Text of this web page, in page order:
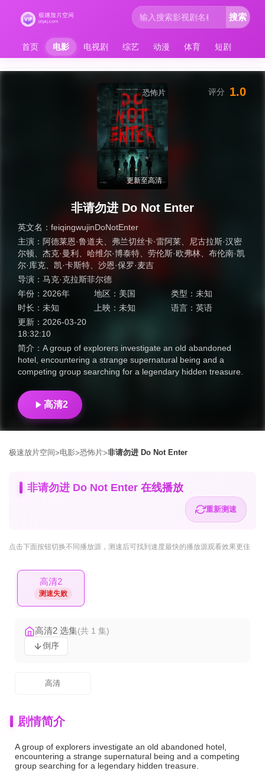
首页 电影 电视剧 综艺 动漫 体育 短剧
搜索
恐怖片
更新至高清
非请勿进 Do Not Enter
英文名： feiqingwujinDoNotEnter
主演： 阿德莱恩·鲁道夫 弗兰切丝卡·雷阿莱
尼古拉斯·汉密
尔顿
杰克·曼利 哈维尔·博泰特 劳伦斯·欧弗林
布伦南·凯
尔·库克
凯·卡斯特
沙恩·保罗·麦吉
导演： 马克·克拉斯菲尔德
年份： 2026年 地区： 美国 类型： 未知
时长： 未知 上映：未知 语言： 英语
更新： 2026-03-20
18:32:10
简介： A group of explorers investigate an old abandoned
hotel, encountering a strange supernatural being and a
competing group searching for a legendary hidden treasure.
评分 1.0
高清2
极速放片空间>电影>恐怖片>非请勿进 Do Not Enter
非请勿进 Do Not Enter 在线播放
重新测速
点击下面按钮切换不同播放源 ，测速后可找到速度最快的播放源观看效果更佳
高清2
测速失败
高清2 选集(共 1 集)
倒序
高清
剧情简介
A group of explorers investigate an old abandoned hotel,
encountering a strange supernatural being and a competing
group searching for a legendary hidden treasure.